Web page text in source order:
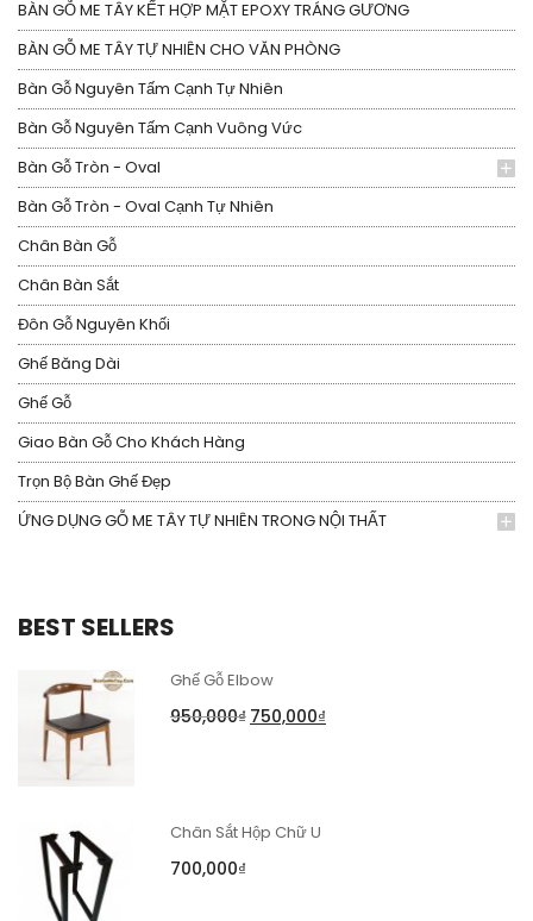
BÀN GỖ ME TÂY KẾT HỢP MẶT EPOXY TRÁNG GƯƠNG
BÀN GỖ ME TÂY TỰ NHIÊN CHO VĂN PHÒNG
Bàn Gỗ Nguyên Tấm Cạnh Tự Nhiên
Bàn Gỗ Nguyên Tấm Cạnh Vuông Vức
Bàn Gỗ Tròn - Oval
Bàn Gỗ Tròn - Oval Cạnh Tự Nhiên
Chân Bàn Gỗ
Chân Bàn Sắt
Đôn Gỗ Nguyên Khối
Ghế Băng Dài
Ghế Gỗ
Giao Bàn Gỗ Cho Khách Hàng
Trọn Bộ Bàn Ghế Đẹp
ỨNG DỤNG GỖ ME TÂY TỰ NHIÊN TRONG NỘI THẤT
BEST SELLERS
Ghế Gỗ Elbow
950,000₫ 750,000₫
Chân Sắt Hộp Chữ U
700,000₫